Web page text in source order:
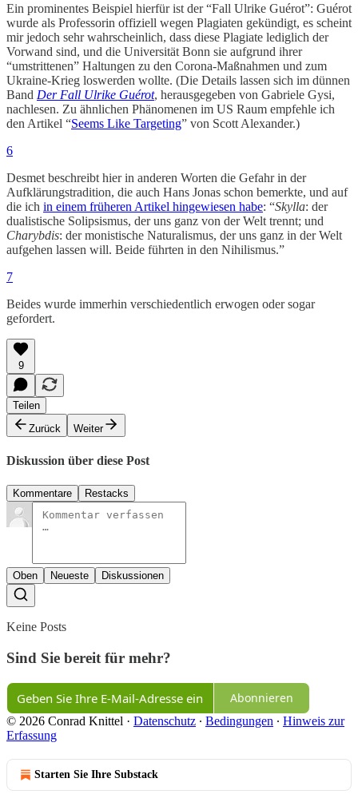
Ein prominentes Beispiel hierfür ist der “Fall Ulrike Guérot”: Guérot
wurde als Professorin offiziell wegen Plagiaten gekündigt, es scheint
mir jedoch sehr wahrscheinlich, dass diese Plagiate lediglich der
Vorwand sind, und die Universität Bonn sie aufgrund ihrer
“umstrittenen” Haltungen zu den Corona-Maßnahmen und zum
Ukraine-Krieg loswerden wollte. (Die Details lassen sich im dünnen
Band Der Fall Ulrike Guérot, herausgegeben von Gabriele Gysi,
nachlesen. Zu ähnlichen Phänomenen im US Raum empfehle ich
den Artikel “Seems Like Targeting” von Scott Alexander.)
6
Desmet beschreibt hier in anderen Worten die Gefahr in der
Aufklärungstradition, die auch Hans Jonas schon bemerkte, und auf
die ich in einem früheren Artikel hingewiesen habe: “Skylla: der
dualistische Solipsismus, der uns ganz von der Welt trennt; und
Charybdis: der monistische Naturalismus, der uns ganz in der Welt
aufgehen lassen will. Beide führten in den Nihilismus.”
7
Beides wurde immerhin verschiedentlich erwogen oder sogar
gefordert.
9
Teilen
Zurück
Weiter
Diskussion über diese Post
Kommentare Restacks
Oben Neueste Diskussionen
Keine Posts
Sind Sie bereit für mehr?
Abonnieren
© 2026 Conrad Knittel · Datenschutz ∙ Bedingungen ∙ Hinweis zur
Erfassung
Starten Sie Ihre Substack